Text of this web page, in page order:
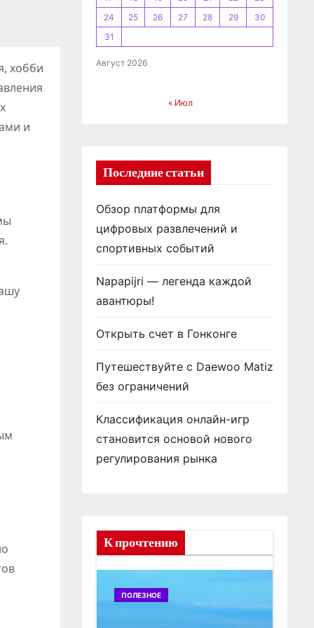
хобби
и
Август 2026
24
25 26 27 28 29
30
31
« Июл
Последние статьи
Обзор платформы для
цифровых развлечений и
спортивных событий
Napapijri — легенда каждой
авантюры!
Открыть счет в Гонконге
Путешествуйте с Daewoo Matiz
без ограничений
Классификация онлайн-игр
становится основой нового
регулирования рынка
К прочтению
ПОЛЕЗНОЕ